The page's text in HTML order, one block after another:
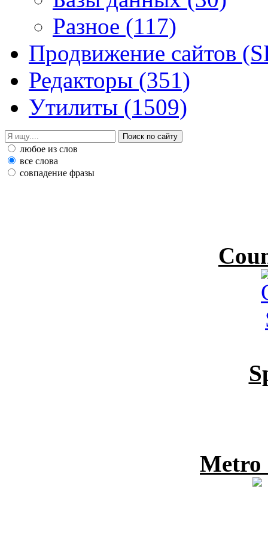
Разное (117)
Продвижение сайтов
Редакторы (351)
Утилиты (1509)
любое из слов
все слова
совпадение фразы
Metro